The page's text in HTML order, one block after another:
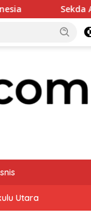
Apresiasi
Utara